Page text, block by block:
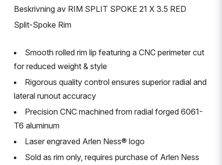
Beskrivning av RIM SPLIT SPOKE 21 X 3.5 RED
Split-Spoke Rim
Smooth rolled rim lip featuring a CNC perimeter cut
for reduced weight & style
Rigorous quality control ensures superior radial and
lateral runout accuracy
Precision CNC machined from radial forged 6061-
T6 aluminum
Laser engraved Arlen Ness® logo
Sold as rim only, requires purchase of Arlen Ness